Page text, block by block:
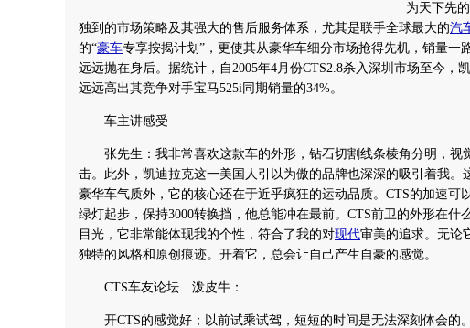
为天下先
独到的市场策略及其强大的售后服务体系，尤其是联手全球最大的汽
的“豪车专享按揭计划”，更使其从豪华车细分市场抢得先机，销量一
远远抛在身后。据统计，自2005年4月份CTS2.8杀入深圳市场至今，
远远高出其竞争对手宝马525i同期销量的34%。
车主讲感受
张先生：我非常喜欢这款车的外形，钻石切割线条棱角分明，视
击。此外，凯迪拉克这一美国人引以为傲的品牌也深深的吸引着我。
豪华车气质外，它的核心还在于近乎疯狂的运动品质。CTS的加速可
绿灯起步，保持3000转换挡，他总能冲在最前。CTS前卫的外形在什
目光，它非常能体现我的个性，符合了我的对现代审美的追求。无论
独特的风格和原创痕迹。开着它，总会让自己产生自豪的感觉。
CTS车友论坛 泼皮牛：
开CTS的感觉好；以前试乘试驾，短短的时间是无法深刻体会的